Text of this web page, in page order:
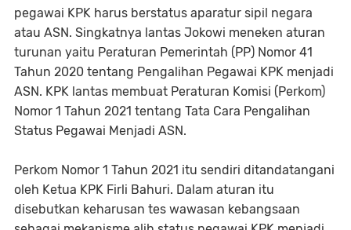
pegawai KPK harus berstatus aparatur sipil negara
atau ASN. Singkatnya lantas Jokowi meneken aturan
turunan yaitu Peraturan Pemerintah (PP) Nomor 41
Tahun 2020 tentang Pengalihan Pegawai KPK menjadi
ASN. KPK lantas membuat Peraturan Komisi (Perkom)
Nomor 1 Tahun 2021 tentang Tata Cara Pengalihan
Status Pegawai Menjadi ASN.
Perkom Nomor 1 Tahun 2021 itu sendiri ditandatangani
oleh Ketua KPK Firli Bahuri. Dalam aturan itu
disebutkan keharusan tes wawasan kebangsaan